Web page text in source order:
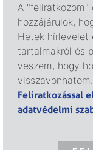
A
hozzájárulok,
Hetek hírlevelet
tartalmakról és
veszem, hogy
visszavonhatom.
Feliratkozással
adatvédelmi